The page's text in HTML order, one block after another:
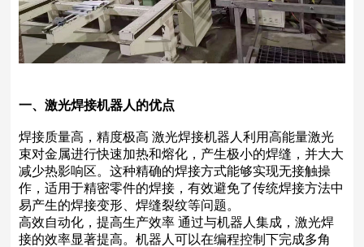
一、激光焊接机器人的优点
焊接质量高，精度极高 激光焊接机器人利用高能量激光
束对金属进行快速加热和熔化，产生极小的焊缝，并大大
减少热影响区。这种精确的焊接方式能够实现无接触操
作，适用于精密零件的焊接，有效避免了传统焊接方法中
易产生的焊接变形、焊缝裂纹等问题。
高效自动化，提高生产效率 通过与机器人集成，激光焊
接的效率显著提高。机器人可以在编程控制下完成多角